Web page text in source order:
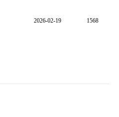
2026-02-19 1568